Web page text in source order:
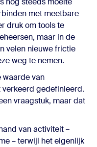
met meetbare
druk om tools te
maar in de
velen nieuwe frictie
weg te nemen.
waarde van
gedefinieerd.
vraagstuk, maar dat
van activiteit –
– terwijl het eigenlijk